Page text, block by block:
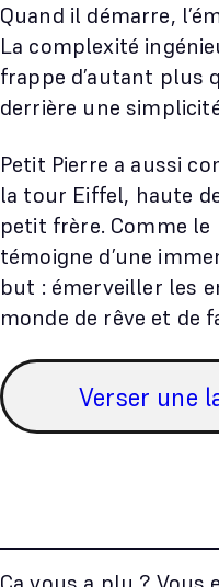
Quand il démarre,
La complexité
frappe d’autant plus
derrière une
Petit Pierre a aussi
la tour Eiffel, haute
petit frère. Comme le
témoigne d’une
but : émerveiller les
monde de rêve et de
Verser une